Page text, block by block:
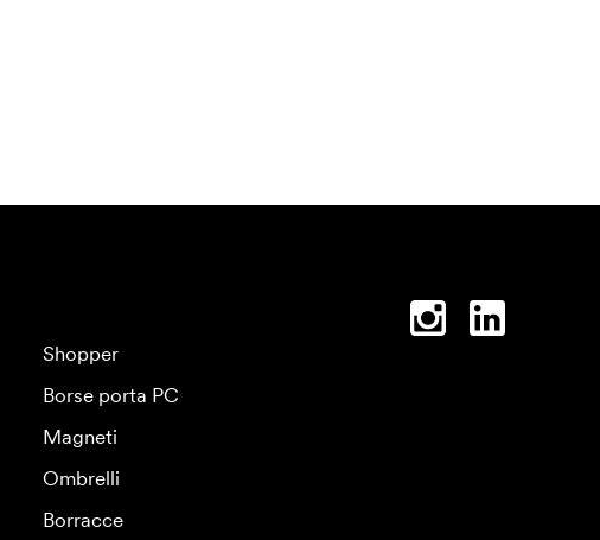
Shopper
Borse porta PC
Magneti
Ombrelli
Borracce